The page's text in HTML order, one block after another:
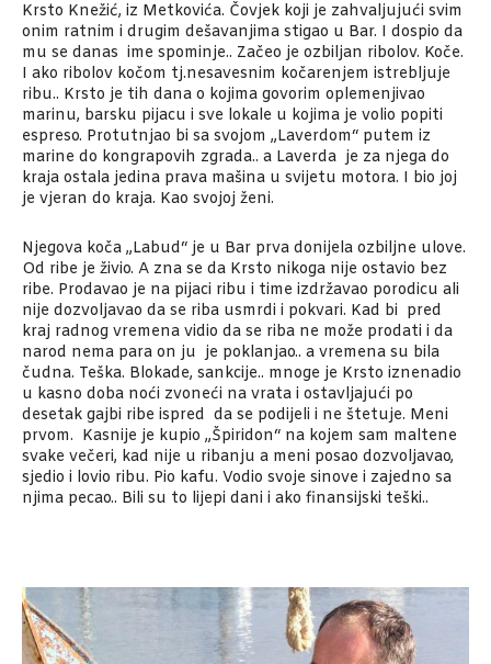
Krsto Knežić, iz Metkovića. Čovjek koji je zahvaljujući svim
onim ratnim i drugim dešavanjima stigao u Bar. I dospio da
mu se danas ime spominje.. Začeo je ozbiljan ribolov. Koče.
I ako ribolov kočom tj.nesavesnim kočarenjem istrebljuje
ribu.. Krsto je tih dana o kojima govorim oplemenjivao
marinu, barsku pijacu i sve lokale u kojima je volio popiti
espreso. Protutnjao bi sa svojom „Laverdom“ putem iz
marine do kongrapovih zgrada.. a Laverda je za njega do
kraja ostala jedina prava mašina u svijetu motora. I bio joj
je vjeran do kraja. Kao svojoj ženi.
Njegova koča „Labud“ je u Bar prva donijela ozbiljne ulove.
Od ribe je živio. A zna se da Krsto nikoga nije ostavio bez
ribe. Prodavao je na pijaci ribu i time izdržavao porodicu ali
nije dozvoljavao da se riba usmrdi i pokvari. Kad bi pred
kraj radnog vremena vidio da se riba ne može prodati i da
narod nema para on ju je poklanjao.. a vremena su bila
čudna. Teška. Blokade, sankcije.. mnoge je Krsto iznenadio
u kasno doba noći zvoneći na vrata i ostavljajući po
desetak gajbi ribe ispred da se podijeli i ne štetuje. Meni
prvom. Kasnije je kupio „Špiridon“ na kojem sam maltene
svake večeri, kad nije u ribanju a meni posao dozvoljavao,
sjedio i lovio ribu. Pio kafu. Vodio svoje sinove i zajedno sa
njima pecao.. Bili su to lijepi dani i ako finansijski teški..